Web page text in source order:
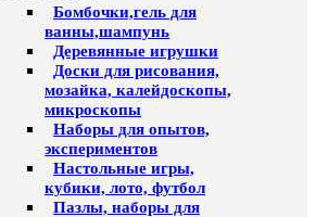
Бомбочки,гель для
ванны,шампунь
Деревянные игрушки
Доски для рисования,
мозайка, калейдоскопы,
микроскопы
Наборы для опытов,
экспериментов
Настольные игры,
кубики, лото, футбол
Пазлы, наборы для